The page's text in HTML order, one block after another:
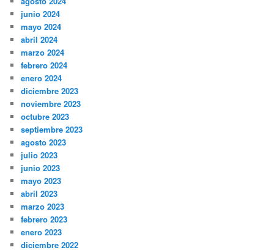
junio 2024
mayo 2024
abril 2024
marzo 2024
febrero 2024
enero 2024
diciembre 2023
noviembre 2023
octubre 2023
septiembre 2023
agosto 2023
julio 2023
junio 2023
mayo 2023
abril 2023
marzo 2023
febrero 2023
enero 2023
diciembre 2022